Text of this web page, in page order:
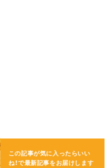
この記事が気に入ったらいい
ね！で最新記事をお届けします